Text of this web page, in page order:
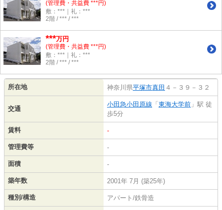
(管理費・共益費 ***円)
敷：***｜礼：***
2階 / *** / ***
***万円
(管理費・共益費 ***円)
敷：***｜礼：***
2階 / *** / ***
所在地 神奈川県平塚市真田 ４－３９－３２
交通
小田急小田原線 「 東海大学前 」駅 徒
歩5分
賃料 -
管理費等 -
面積 -
築年数 2001年 7月 (築25年)
種別/構造 アパート/鉄骨造